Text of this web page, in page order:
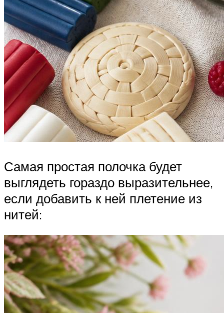
Самая простая полочка будет
выглядеть гораздо выразительнее,
если добавить к ней плетение из
нитей: